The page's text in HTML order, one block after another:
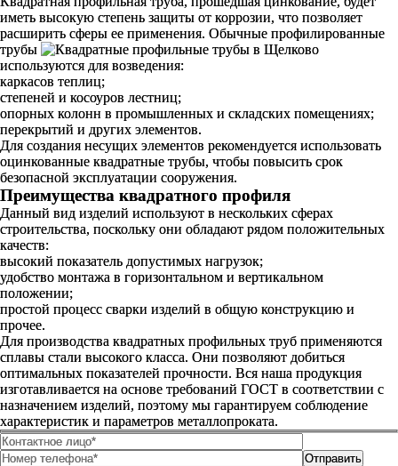
иметь высокую степень защиты от коррозии, что позволяет
расширить сферы ее применения. Обычные профилированные
трубы
используются для возведения:
каркасов теплиц;
степеней и косоуров лестниц;
опорных колонн в промышленных и складских помещениях;
перекрытий и других элементов.
Для создания несущих элементов рекомендуется использовать
оцинкованные квадратные трубы, чтобы повысить срок
безопасной эксплуатации сооружения.
Преимущества квадратного профиля
Данный вид изделий используют в нескольких сферах
строительства, поскольку они обладают рядом положительных
качеств:
высокий показатель допустимых нагрузок;
удобство монтажа в горизонтальном и вертикальном
положении;
простой процесс сварки изделий в общую конструкцию и
прочее.
Для производства квадратных профильных труб применяются
сплавы стали высокого класса. Они позволяют добиться
оптимальных показателей прочности. Вся наша продукция
изготавливается на основе требований ГОСТ в соответствии с
назначением изделий, поэтому мы гарантируем соблюдение
характеристик и параметров металлопроката.